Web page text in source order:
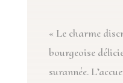
« Le charme
bourgeoise
surannée. L’